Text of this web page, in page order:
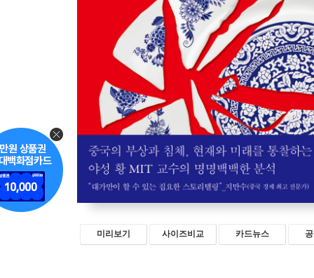
미리보기 사이즈비교 카드뉴스